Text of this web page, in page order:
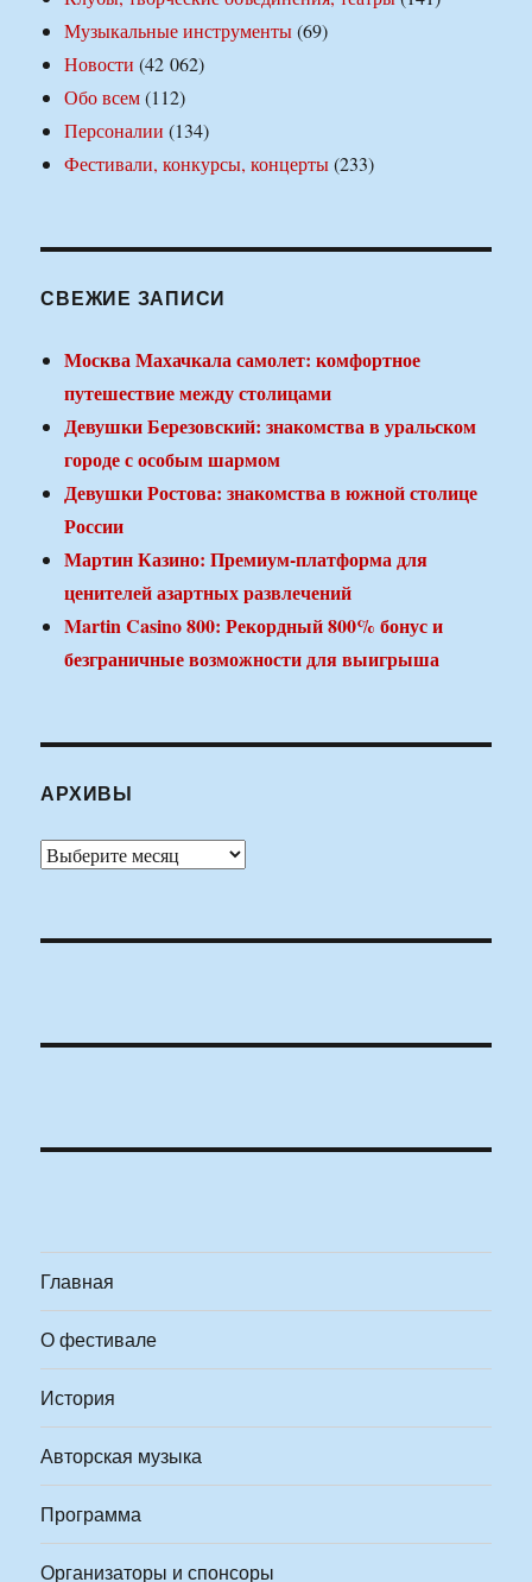
Музыкальные инструменты(69)
Новости (42 062)
Обо всем(112)
Персоналии (134)
Фестивали, конкурсы, концерты(233)
СВЕЖИЕ ЗАПИСИ
Москва Махачкала самолет: комфортное
путешествие между столицами
Девушки Березовский: знакомства в уральском
городе с особым шармом
Девушки Ростова: знакомства в южной столице
России
Мартин Казино: Премиум-платформа для
ценителей азартных развлечений
Martin Casino 800: Рекордный 800% бонус и
безграничные возможности для выигрыша
АРХИВЫ
Архивы
Главная
О фестивале
История
Авторская музыка
Программа
Организаторы и спонсоры